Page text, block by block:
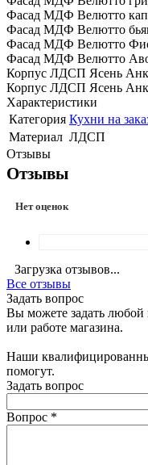
Фасад МДФ Велютто
Фасад МДФ Велютто
Фасад МДФ Велютто
Фасад МДФ Велютто
Корпус ЛДСП Ясень
Корпус ЛДСП Ясень
Характеристики
Категория Кухни на
Материал ЛДСП
Отзывы
Отзывы
Нет оценок
Загрузка отзывов...
Все отзывы
Задать вопрос
Вы можете задать любой
или работе магазина.
Наши
помогут.
Задать вопрос
Вопрос *